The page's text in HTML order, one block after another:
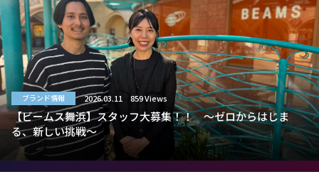
ブランド情報 2026.03.11 859 Views
【ビームス舞浜】スタッフ大募集！！ 〜ゼロからはじま
る、新しい挑戦〜